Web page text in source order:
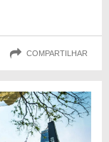
COMPARTILHAR